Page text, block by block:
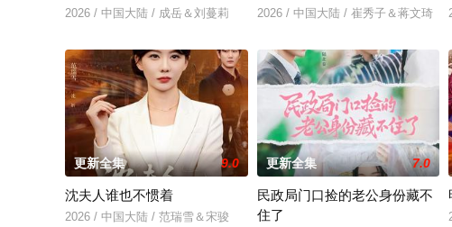
2026 / 中国大陆 / 成岳＆刘蔓莉 2026 / 中国大陆 / 崔秀子＆蒋文琦
更新全集 9.0
沈夫人谁也不惯着
2026 / 中国大陆 / 范瑞雪＆宋骏
更新全集 7.0
民政局门口捡的老公身份藏不
住了